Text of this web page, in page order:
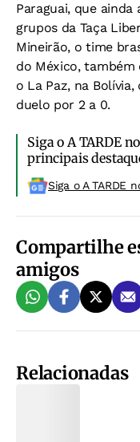
Paraguai, que ainda
grupos da Taça
Mineirão, o time
do México,
o La Paz, na
duelo por 2 a 0.
Siga o A TARDE
principais
Siga o A TARDE
Compartilhe
amigos
Relacionadas